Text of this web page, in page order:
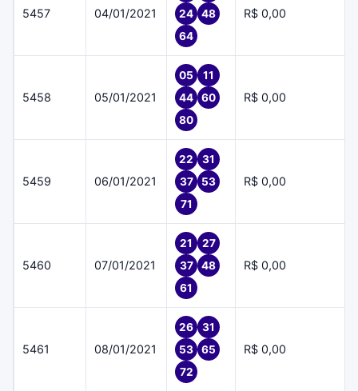
5457 04/01/2021
24
48
64
R$ 0,00
5458 05/01/2021
05
11
44
60
80
R$ 0,00
5459 06/01/2021
22
31
37
53
71
R$ 0,00
5460 07/01/2021
21
27
37
48
61
R$ 0,00
5461 08/01/2021
26
31
53
65
72
R$ 0,00